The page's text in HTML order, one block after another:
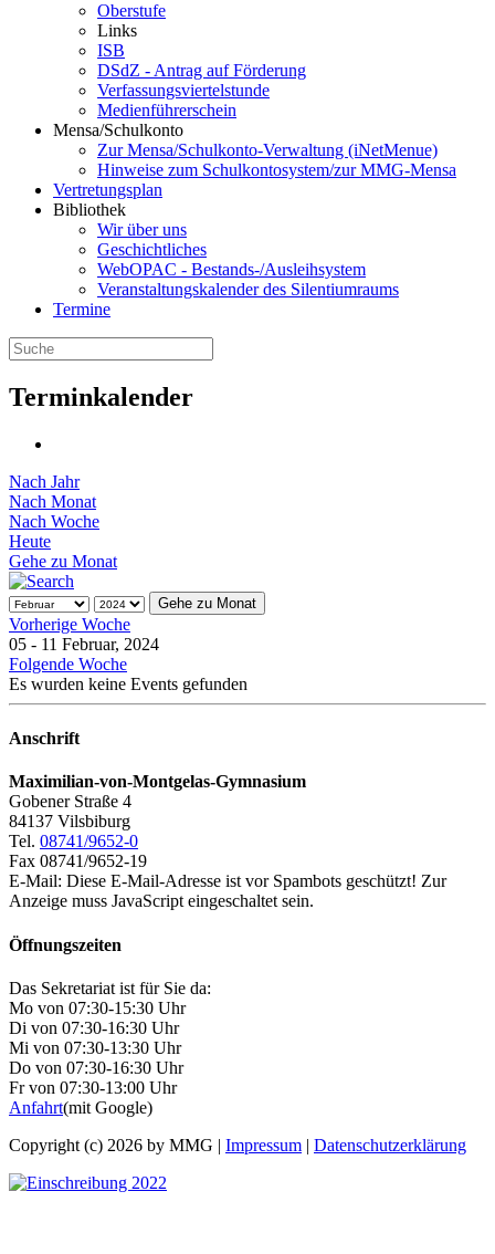
Oberstufe
Links
ISB
DSdZ - Antrag auf Förderung
Verfassungsviertelstunde
Medienführerschein
Mensa/Schulkonto
Zur Mensa/Schulkonto-Verwaltung (iNetMenue)
Hinweise zum Schulkontosystem/zur MMG-Mensa
Vertretungsplan
Bibliothek
Wir über uns
Geschichtliches
WebOPAC - Bestands-/Ausleihsystem
Veranstaltungskalender des Silentiumraums
Termine
Terminkalender
Nach Jahr
Nach Monat
Nach Woche
Heute
Gehe zu Monat
Gehe zu Monat
Vorherige Woche
05 - 11 Februar, 2024
Folgende Woche
Es wurden keine Events gefunden
Anschrift
Maximilian-von-Montgelas-Gymnasium
Gobener Straße 4
84137 Vilsbiburg
Tel. 08741/9652-0
Fax 08741/9652-19
E-Mail: Diese E-Mail-Adresse ist vor Spambots geschützt! Zur
Anzeige muss JavaScript eingeschaltet sein.
Öffnungszeiten
Das Sekretariat ist für Sie da:
Mo von 07:30-15:30 Uhr
Di von 07:30-16:30 Uhr
Mi von 07:30-13:30 Uhr
Do von 07:30-16:30 Uhr
Fr von 07:30-13:00 Uhr
Anfahrt(mit Google)
Copyright (c) 2026 by MMG | Impressum | Datenschutzerklärung